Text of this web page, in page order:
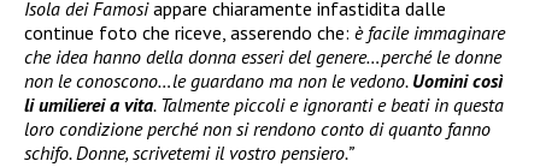
Isola dei Famosiappare chiaramente infastidita dalle
continue foto che riceve, asserendo che: è facile immaginare
che idea hanno della donna esseri del genere…perché le donne
non le conoscono…le guardano ma non le vedono. Uomini così
li umilierei a vita. Talmente piccoli e ignoranti e beati in questa
loro condizione perché non si rendono conto di quanto fanno
schifo. Donne, scrivetemi il vostro pensiero.”